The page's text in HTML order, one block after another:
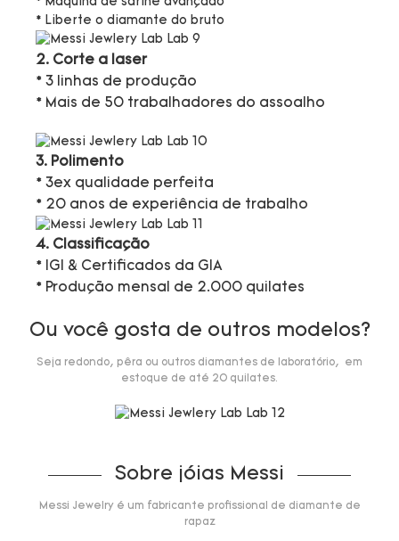
* Liberte o diamante do bruto
2. Corte a laser
* 3 linhas de produção
* Mais de 50 trabalhadores do assoalho
3. Polimento
* 3ex qualidade perfeita
* 20 anos de experiência de trabalho
4. Classificação
* IGI & Certificados da GIA
* Produção mensal de 2.000 quilates
Ou você gosta de outros modelos?
Seja redondo, pêra ou outros diamantes de laboratório, em
estoque de até 20 quilates.
Sobre jóias Messi
Messi Jewelry é um fabricante profissional de diamante de
rapaz